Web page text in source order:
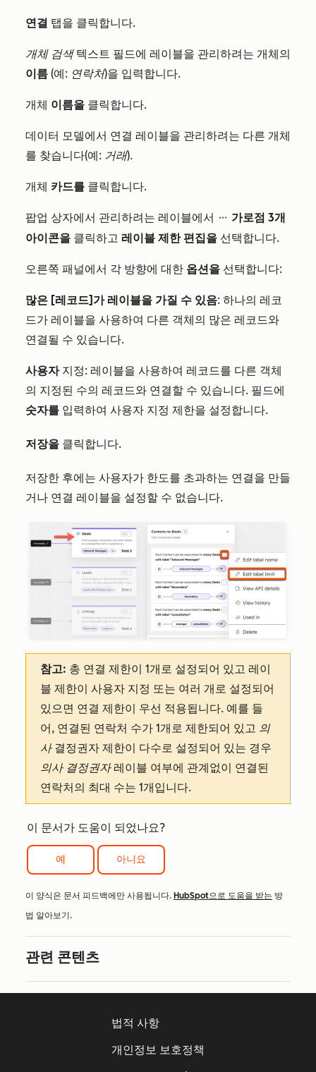
연결 탭을 클릭합니다.
개체 검색텍스트 필드에 레이블을 관리하려는 개체의
이름 (예: 연락처)을 입력합니다.
개체 이름을 클릭합니다.
데이터 모델에서 연결 레이블을 관리하려는 다른 개체
를 찾습니다(예: 거래).
개체 카드를 클릭합니다.
팝업 상자에서 관리하려는 레이블에서 ellipsesIcon 가로점 3개
아이콘을 클릭하고 레이블 제한 편집을 선택합니다.
오른쪽 패널에서 각 방향에 대한 옵션을 선택합니다:
많은 [레코드]가 레이블을 가질 수 있음: 하나의 레코
드가 레이블을 사용하여 다른 객체의 많은 레코드와
연결될 수 있습니다.
사용자지정: 레이블을 사용하여 레코드를 다른 객체
의 지정된 수의 레코드와 연결할 수 있습니다. 필드에
숫자를 입력하여 사용자 지정 제한을 설정합니다.
저장을 클릭합니다.
저장한 후에는 사용자가 한도를 초과하는 연결을 만들
거나 연결 레이블을 설정할 수 없습니다.
참고: 총 연결 제한이 1개로 설정되어 있고 레이
블 제한이 사용자 지정 또는 여러 개로 설정되어
있으면 연결 제한이 우선 적용됩니다. 예를 들
어, 연결된 연락처 수가 1개로 제한되어 있고 의
사결정권자 제한이 다수로 설정되어 있는 경우
의사 결정권자레이블 여부에 관계없이 연결된
연락처의 최대 수는 1개입니다.
이 문서가 도움이 되었나요?
예 아니요
이 양식은 문서 피드백에만 사용됩니다. HubSpot으로 도움을 받는 방
법 알아보기.
관련 콘텐츠
법적 사항
개인정보 보호정책